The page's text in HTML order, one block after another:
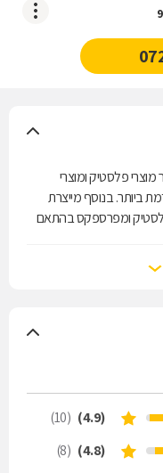
פלסטיק ומוצרי
ביותר. בנוסף מייצרת
ומפרספקס בהתאם
ומעבדות, ומייצרת
(כולל הדפסה) ועוד.
(4.9)
(10)
(4.8)
(8)